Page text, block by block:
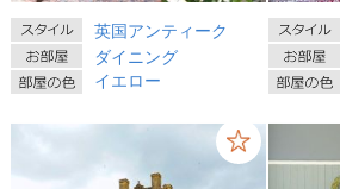
英国アンティーク
ダイニング
イエロー